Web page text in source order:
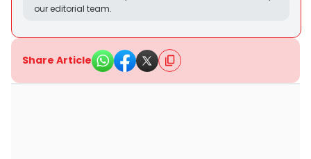
our editorial team.
Share Article